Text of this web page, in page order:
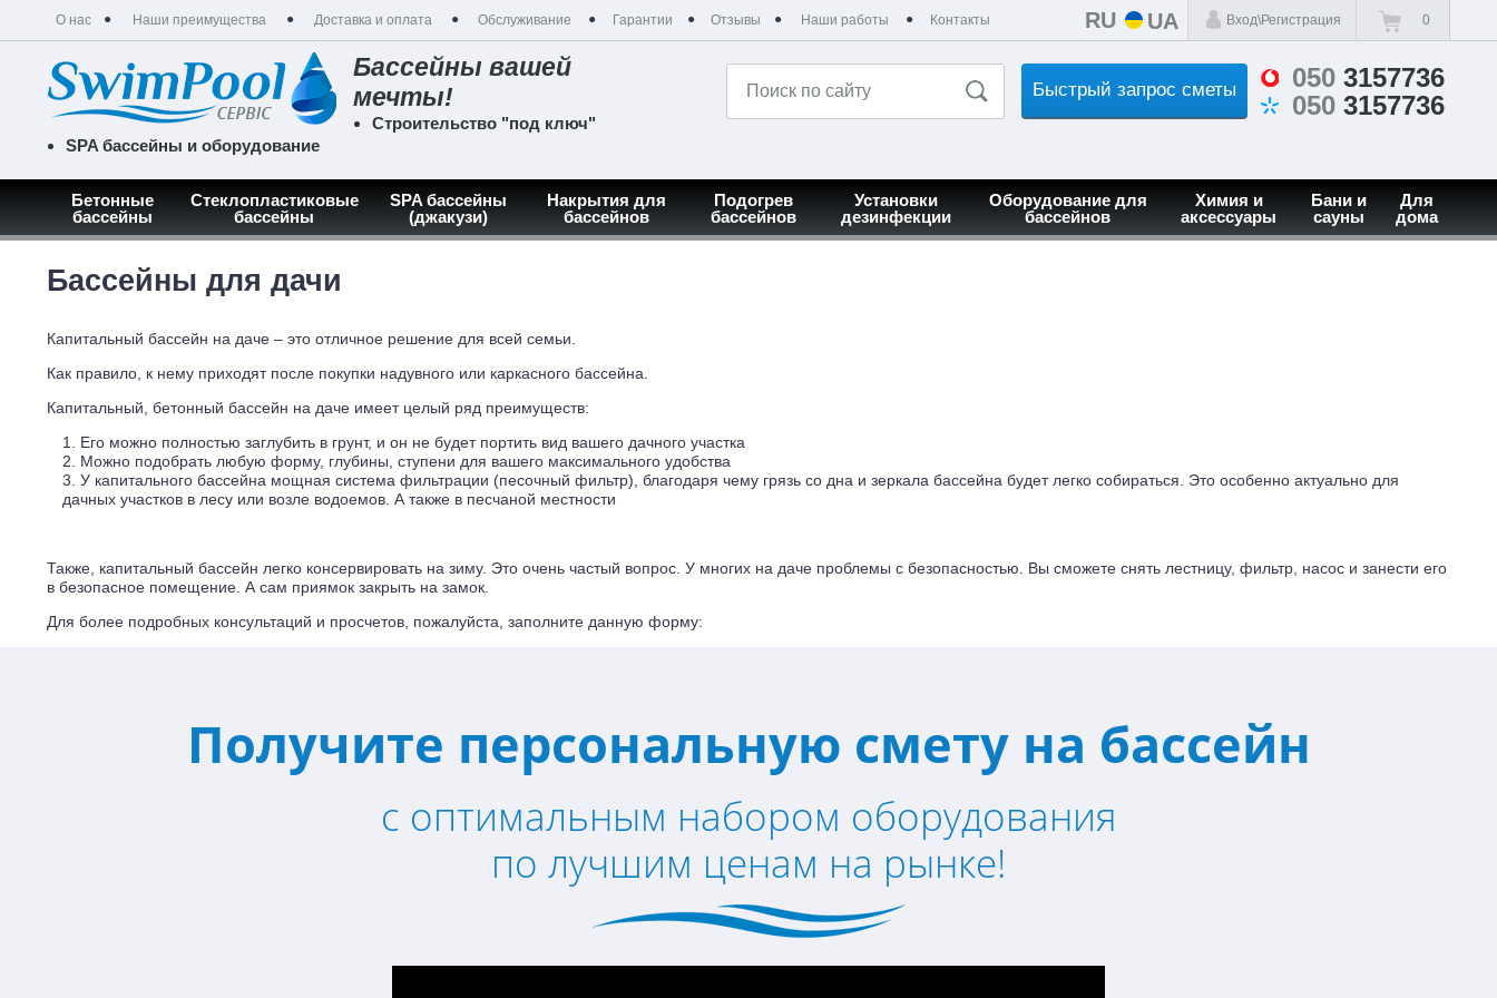
RU UA Вход\Регистрация 0
О нас Наши преимущества Доставка и оплата Обслуживание Гарантии Отзывы Наши работы Контакты
Бассейны вашей
мечты!
Строительство "под ключ"
SPA бассейны и оборудование
050 3157736
050 3157736
Быстрый запрос сметы
Бетонные
бассейны
Стеклопластиковые
бассейны
SPA бассейны
(джакузи)
Накрытия для
бассейнов
Подогрев
бассейнов
Установки
дезинфекции
Оборудование для
бассейнов
Химия и
аксессуары
Бани и
сауны
Для
дома
Главная Капитальные бассейны Бассейны для дачи
Бассейны для дачи
Капитальный бассейн на даче – это отличное решение для всей семьи.
Как правило, к нему приходят после покупки надувного или каркасного бассейна.
Капитальный, бетонный бассейн на даче имеет целый ряд преимуществ:
Его можно полностью заглубить в грунт, и он не будет портить вид вашего дачного участка
Можно подобрать любую форму, глубины, ступени для вашего максимального удобства
У капитального бассейна мощная система фильтрации (песочный фильтр), благодаря чему грязь со дна и зеркала бассейна будет легко собираться. Это особенно актуально для
дачных участков в лесу или возле водоемов. А также в песчаной местности
Также, капитальный бассейн легко консервировать на зиму. Это очень частый вопрос. У многих на даче проблемы с безопасностью. Вы сможете снять лестницу, фильтр, насос и занести его
в безопасное помещение. А сам приямок закрыть на замок.
Для более подробных консультаций и просчетов, пожалуйста, заполните данную форму:
Получите персональную смету на бассейн
с оптимальным набором оборудования
по лучшим ценам на рынке!